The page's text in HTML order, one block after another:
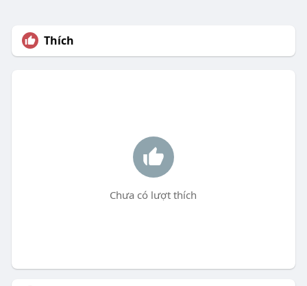
Thích
Chưa có lượt thích